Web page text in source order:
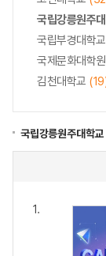
국립강릉원주
국립부경대학교
국제문화대학
김천대학교
국립강릉원주대학교
1.